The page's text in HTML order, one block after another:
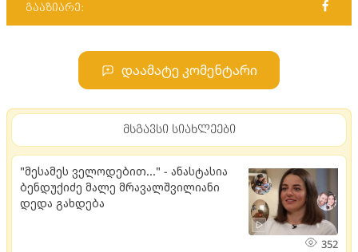
გააზიარე:
დაამატე კომენტარი
მსგავსი სიახლეები
"მესამეს ველოდებით..." - ანასტასია
ბენდუქიძე მალე მრავალშვილიანი
დედა გახდება
352